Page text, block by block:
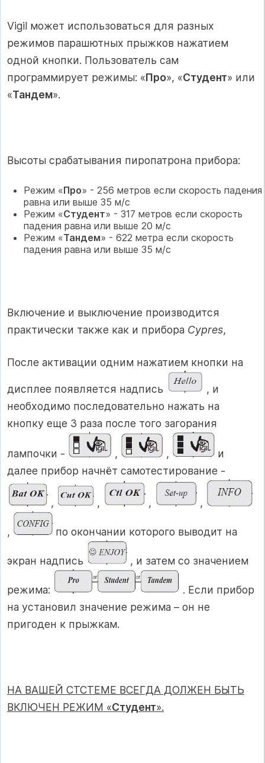
Vigil может использоваться для разных
режимов парашютных прыжков нажатием
одной кнопки. Пользователь сам
программирует режимы: «Про», «Студент» или
«Тандем».
Высоты срабатывания пиропатрона прибора:
Режим «Про» - 256 метров если скорость падения
равна или выше 35 м/с
Режим «Студент» - 317 метров если скорость
падения равна или выше 20 м/с
Режим «Тандем» - 622 метра если скорость
падения равна или выше 35 м/с
Включение и выключение производится
практически также как и прибора Cypres,
После активации одним нажатием кнопки на
дисплее появляется надпись
, и
необходимо последовательно нажать на
кнопку еще 3 раза после того загорания
лампочки - , ,
и
далее прибор начнёт самотестирование -
, , , ,
, по окончании которого выводит на
экран надпись , и затем со значением
режима:
. Если прибор
на установил значение режима – он не
пригоден к прыжкам.
НА ВАШЕЙ СТСТЕМЕ ВСЕГДА ДОЛЖЕН БЫТЬ
ВКЛЮЧЕН РЕЖИМ «Студент».